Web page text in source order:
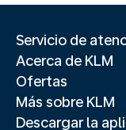
Servicio de
Acerca de KLM
Ofertas
Más sobre KLM
Descargar la